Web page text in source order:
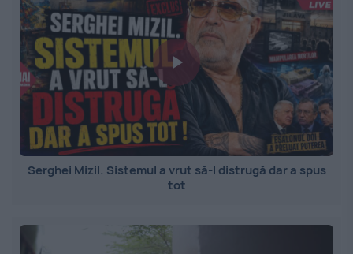
Serghei Mizil. Sistemul a vrut să-l distrugă dar a spus
tot